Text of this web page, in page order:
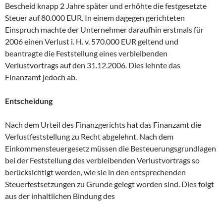
Bescheid knapp 2 Jahre später und erhöhte die festgesetzte
Steuer auf 80.000 EUR. In einem dagegen gerichteten
Einspruch machte der Unternehmer daraufhin erstmals für
2006 einen Verlust i. H. v. 570.000 EUR geltend und
beantragte die Feststellung eines verbleibenden
Verlustvortrags auf den 31.12.2006. Dies lehnte das
Finanzamt jedoch ab.
Entscheidung
Nach dem Urteil des Finanzgerichts hat das Finanzamt die
Verlustfeststellung zu Recht abgelehnt. Nach dem
Einkommensteuergesetz müssen die Besteuerungsgrundlagen
bei der Feststellung des verbleibenden Verlustvortrags so
berücksichtigt werden, wie sie in den entsprechenden
Steuerfestsetzungen zu Grunde gelegt worden sind. Dies folgt
aus der inhaltlichen Bindung des